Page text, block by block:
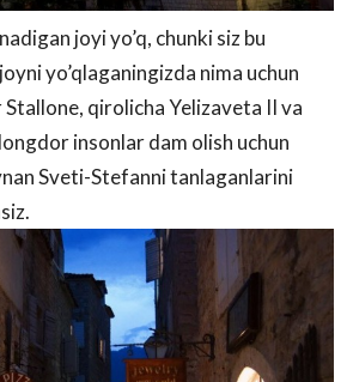
joyi yo’q, chunki siz bu
yo’qlaganingizda nima uchun
qirolicha Yelizaveta II va
insonlar dam olish uchun
Sveti-Stefanni tanlaganlarini